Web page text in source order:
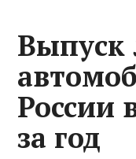
Выпуск
России
за год